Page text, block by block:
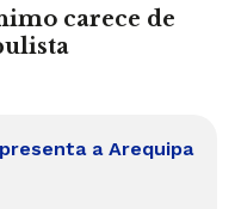
carece de
a Arequipa